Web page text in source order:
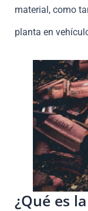
material, como
planta en
¿Qué es